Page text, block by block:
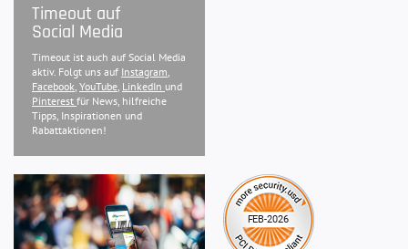
Timeout auf
Social Media
Timeout ist auch auf Social Media
aktiv. Folgt uns auf Instagram
Facebook YouTube LinkedIn und
Pinterest für News, hilfreiche
Tipps, Inspirationen und
Rabattaktionen!